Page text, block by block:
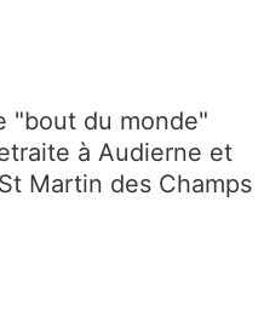
"bout du monde"
à Audierne et
Martin des Champs